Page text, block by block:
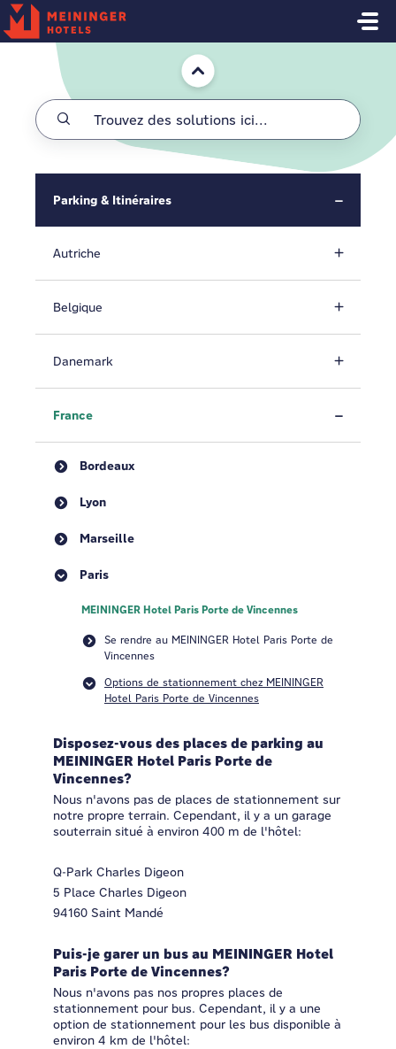
Passer au contenu principal
Accueil
Parking & Itinéraires
Autriche
Belgique
Danemark
France
Bordeaux
Lyon
Marseille
Paris
MEININGER Hotel Paris Porte de Vincennes
Se rendre au MEININGER Hotel Paris Porte de
Vincennes
Options de stationnement chez MEININGER
Hotel Paris Porte de Vincennes
Disposez-vous des places de parking au
MEININGER Hotel Paris Porte de
Vincennes?
Nous n'avons pas de places de stationnement sur
notre propre terrain. Cependant, il y a un garage
souterrain situé à environ 400 m de l'hôtel:
Q-Park Charles Digeon
5 Place Charles Digeon
94160 Saint Mandé
Puis-je garer un bus au MEININGER Hotel
Paris Porte de Vincennes?
Nous n'avons pas nos propres places de
stationnement pour bus. Cependant, il y a une
option de stationnement pour les bus disponible à
environ 4 km de l'hôtel: